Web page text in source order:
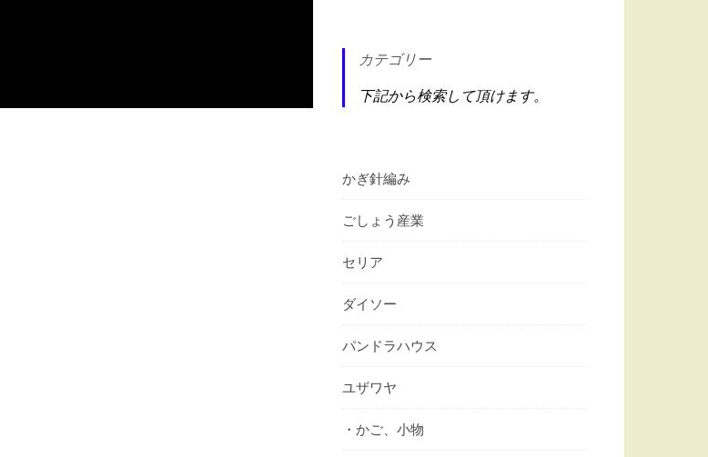
カテゴリー
下記から検索して頂けます。
かぎ針編み
ごしょう産業
セリア
ダイソー
パンドラハウス
ユザワヤ
・かご、小物